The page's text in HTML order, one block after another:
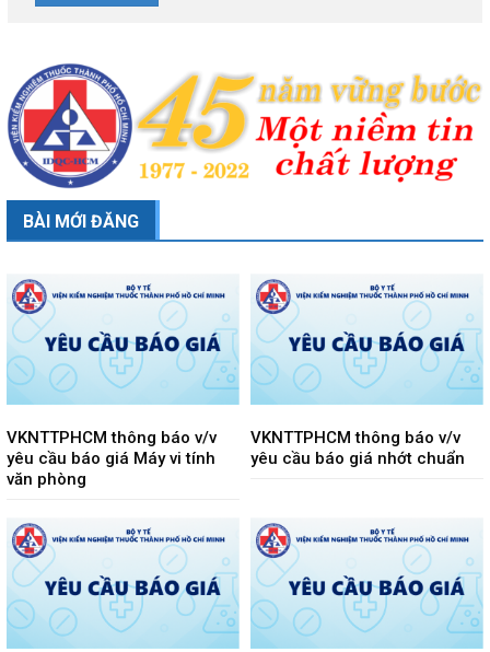
BÀI MỚI ĐĂNG
VKNTTPHCM thông báo v/v
yêu cầu báo giá Máy vi tính
văn phòng
VKNTTPHCM thông báo v/v
yêu cầu báo giá nhớt chuẩn